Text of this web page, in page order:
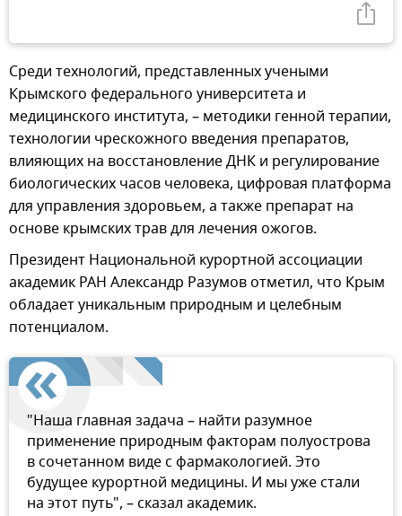
Среди технологий, представленных учеными
Крымского федерального университета и
медицинского института, – методики генной терапии,
технологии чрескожного введения препаратов,
влияющих на восстановление ДНК и регулирование
биологических часов человека, цифровая платформа
для управления здоровьем, а также препарат на
основе крымских трав для лечения ожогов.
Президент Национальной курортной ассоциации
академик РАН Александр Разумов отметил, что Крым
обладает уникальным природным и целебным
потенциалом.
"Наша главная задача – найти разумное
применение природным факторам полуострова
в сочетанном виде с фармакологией. Это
будущее курортной медицины. И мы уже стали
на этот путь", – сказал академик.